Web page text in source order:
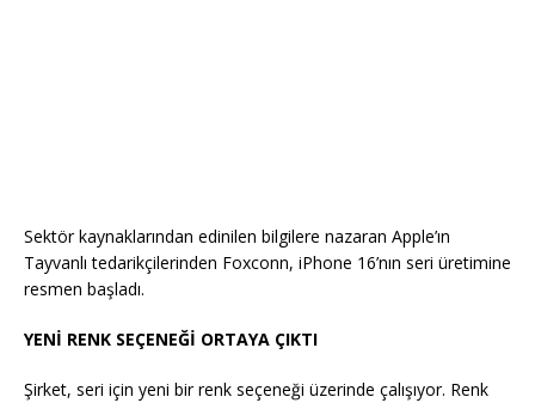
Sektör kaynaklarından edinilen bilgilere nazaran Apple’ın
Tayvanlı tedarikçilerinden Foxconn, iPhone 16’nın seri üretimine
resmen başladı.
YENİ RENK SEÇENEĞİ ORTAYA ÇIKTI
Şirket, seri için yeni bir renk seçeneği üzerinde çalışıyor. Renk